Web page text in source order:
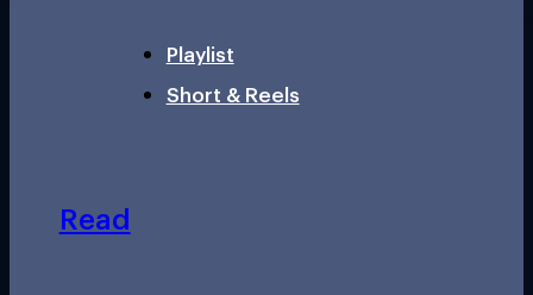
Playlist
Short & Reels
Read